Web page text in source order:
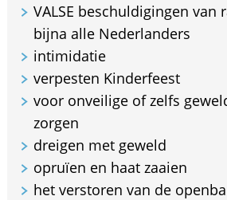
VALSE beschuldigingen van
bijna alle Nederlanders
intimidatie
verpesten Kinderfeest
voor onveilige of zelfs
zorgen
dreigen met geweld
opruïen en haat zaaien
het verstoren van de